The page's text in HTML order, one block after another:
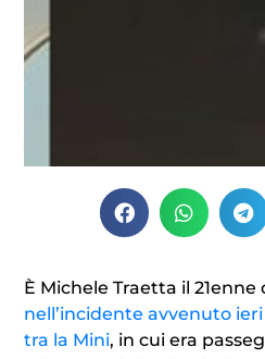
È Michele Traetta il
nell’incidente avvenuto ieri
tra la Mini, in cui era